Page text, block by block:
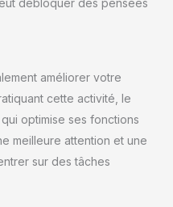
débloquer des pensées
améliorer votre
cette activité, le
optimise ses fonctions
meilleure attention et une
sur des tâches